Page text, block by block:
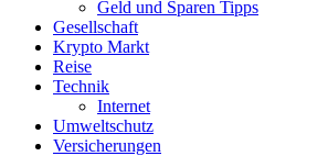
Geld und Sparen Tipps
Gesellschaft
Krypto Markt
Reise
Technik
Internet
Umweltschutz
Versicherungen